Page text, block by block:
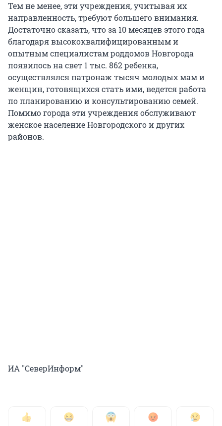
Тем не менее, эти учреждения, учитывая их
направленность, требуют большего внимания.
Достаточно сказать, что за 10 месяцев этого года
благодаря высококвалифицированным и
опытным специалистам роддомов Новгорода
появилось на свет 1 тыс. 862 ребенка,
осуществлялся патронаж тысяч молодых мам и
женщин, готовящихся стать ими, ведется работа
по планированию и консультированию семей.
Помимо города эти учреждения обслуживают
женское население Новгородского и других
районов.
ИА "СеверИнформ"